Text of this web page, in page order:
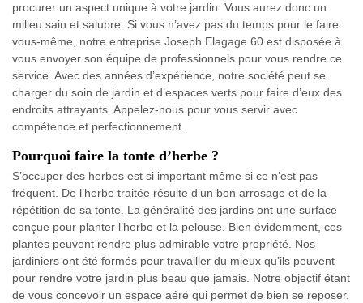
procurer un aspect unique à votre jardin. Vous aurez donc un
milieu sain et salubre. Si vous n’avez pas du temps pour le faire
vous-même, notre entreprise Joseph Elagage 60 est disposée à
vous envoyer son équipe de professionnels pour vous rendre ce
service. Avec des années d’expérience, notre société peut se
charger du soin de jardin et d’espaces verts pour faire d’eux des
endroits attrayants. Appelez-nous pour vous servir avec
compétence et perfectionnement.
Pourquoi faire la tonte d’herbe ?
S’occuper des herbes est si important même si ce n’est pas
fréquent. De l’herbe traitée résulte d’un bon arrosage et de la
répétition de sa tonte. La généralité des jardins ont une surface
conçue pour planter l’herbe et la pelouse. Bien évidemment, ces
plantes peuvent rendre plus admirable votre propriété. Nos
jardiniers ont été formés pour travailler du mieux qu’ils peuvent
pour rendre votre jardin plus beau que jamais. Notre objectif étant
de vous concevoir un espace aéré qui permet de bien se reposer.